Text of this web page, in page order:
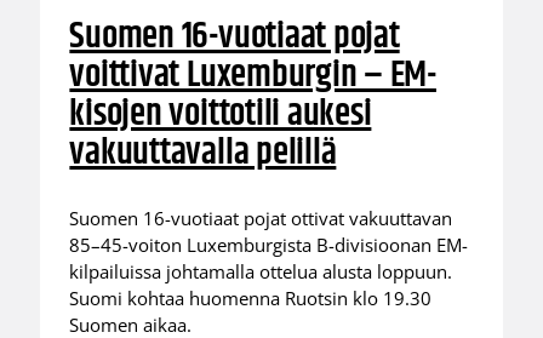
Suomen 16-vuotiaat pojat
voittivat Luxemburgin – EM-
kisojen voittotili aukesi
vakuuttavalla pelillä
Suomen 16-vuotiaat pojat ottivat vakuuttavan
85–45-voiton Luxemburgista B-divisioonan EM-
kilpailuissa johtamalla ottelua alusta loppuun.
Suomi kohtaa huomenna Ruotsin klo 19.30
Suomen aikaa.